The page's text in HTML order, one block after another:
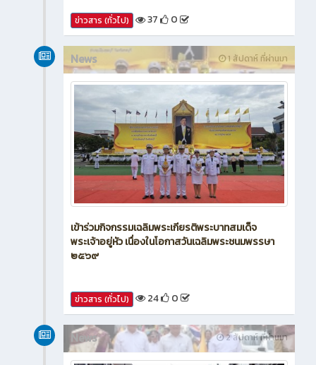
ข่าวสาร (ทั่วไป) 37 0
1 สัปดาห์ ที่ผ่านมา
News
เข้าร่วมกิจกรรมเฉลิมพระเกียรติพระบาทสมเด็จ
พระเจ้าอยู่หัว เนื่องในโอกาสวันเฉลิมพระชนมพรรษา
๒๕๖๙
ข่าวสาร (ทั่วไป) 24 0
2 สัปดาห์ ที่ผ่านมา
News